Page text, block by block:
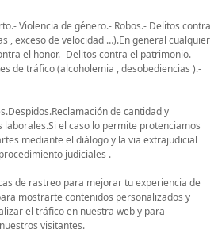
Violencia de género.- Robos.- Delitos contra
, exceso de velocidad …).En general cualquier
el honor.- Delitos contra el patrimonio.-
de tráfico (alcoholemia , desobediencias ).-
de cantidad y
el caso lo permite protenciamos
mediante el diálogo y la via extrajudicial
judiciales .
de rastreo para mejorar tu experiencia de
mostrarte contenidos personalizados y
el tráfico en nuestra web y para
visitantes.